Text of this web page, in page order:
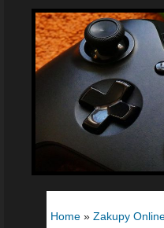
Home » Zakupy